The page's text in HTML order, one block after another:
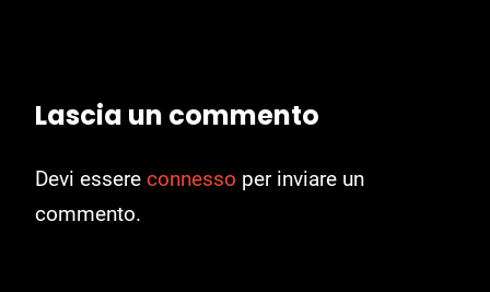
Lascia un commento
Devi essere connesso per inviare un
commento.